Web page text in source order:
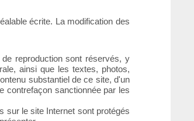
écrite. La modification des
reproduction sont réservés, y
ainsi que les textes, photos,
substantiel de ce site, d'un
contrefaçon sanctionnée par les
sur le site Internet sont protégés